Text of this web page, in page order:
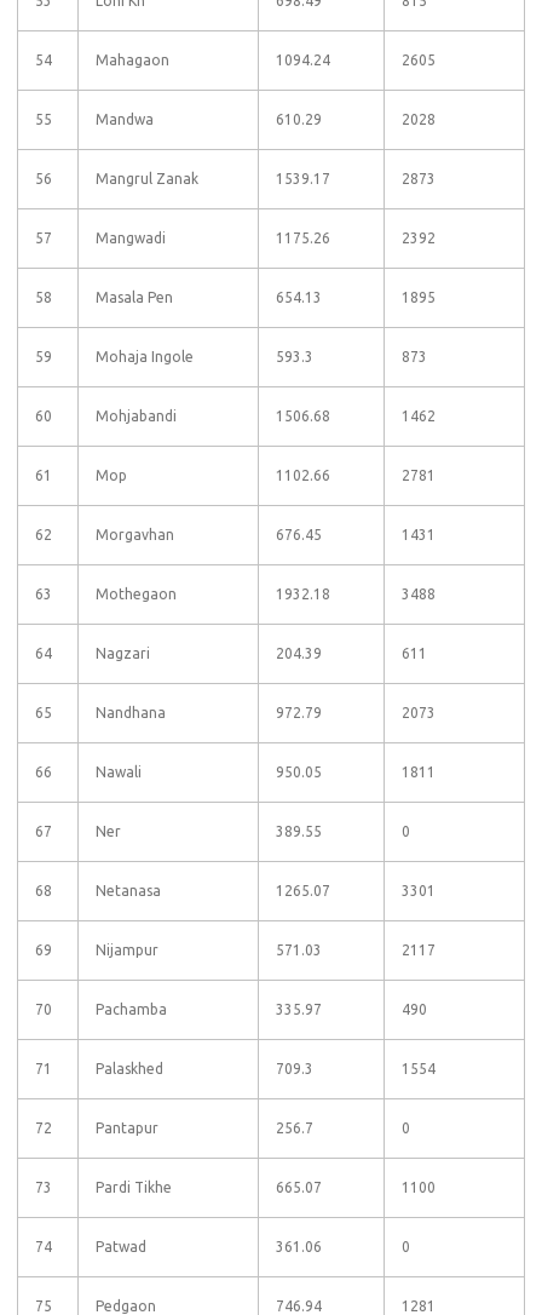
54 Mahagaon 1094.24 2605
55 Mandwa 610.29 2028
56 Mangrul Zanak 1539.17 2873
57 Mangwadi 1175.26 2392
58 Masala Pen 654.13 1895
59 Mohaja Ingole 593.3 873
60 Mohjabandi 1506.68 1462
61 Mop 1102.66 2781
62 Morgavhan 676.45 1431
63 Mothegaon 1932.18 3488
64 Nagzari 204.39 611
65 Nandhana 972.79 2073
66 Nawali 950.05 1811
67 Ner 389.55 0
68 Netanasa 1265.07 3301
69 Nijampur 571.03 2117
70 Pachamba 335.97 490
71 Palaskhed 709.3 1554
72 Pantapur 256.7 0
73 Pardi Tikhe 665.07 1100
74 Patwad 361.06 0
75 Pedgaon 746.94 1281